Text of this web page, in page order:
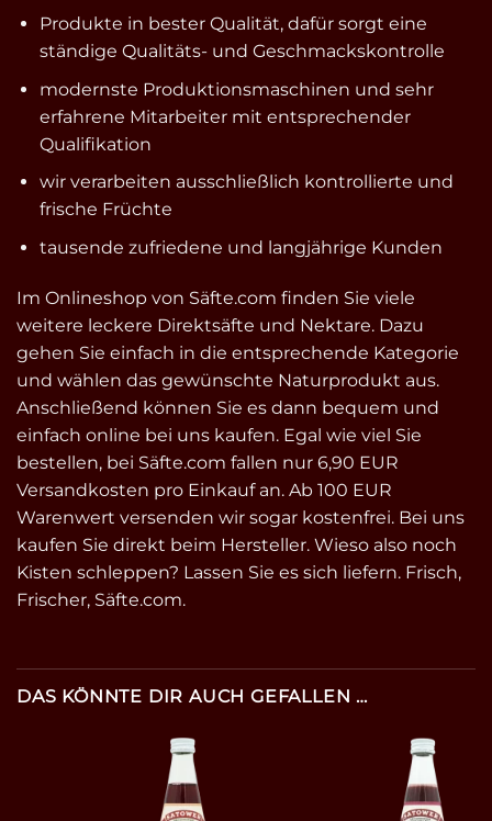
Produkte in bester Qualität, dafür sorgt eine
ständige Qualitäts- und Geschmackskontrolle
modernste Produktionsmaschinen und sehr
erfahrene Mitarbeiter mit entsprechender
Qualifikation
wir verarbeiten ausschließlich kontrollierte und
frische Früchte
tausende zufriedene und langjährige Kunden
Im Onlineshop von Säfte.com finden Sie viele
weitere leckere Direktsäfte und Nektare. Dazu
gehen Sie einfach in die entsprechende Kategorie
und wählen das gewünschte Naturprodukt aus.
Anschließend können Sie es dann bequem und
einfach online bei uns kaufen. Egal wie viel Sie
bestellen, bei Säfte.com fallen nur 6,90 EUR
Versandkosten pro Einkauf an. Ab 100 EUR
Warenwert versenden wir sogar kostenfrei. Bei uns
kaufen Sie direkt beim Hersteller. Wieso also noch
Kisten schleppen? Lassen Sie es sich liefern. Frisch,
Frischer, Säfte.com.
DAS KÖNNTE DIR AUCH GEFALLEN …